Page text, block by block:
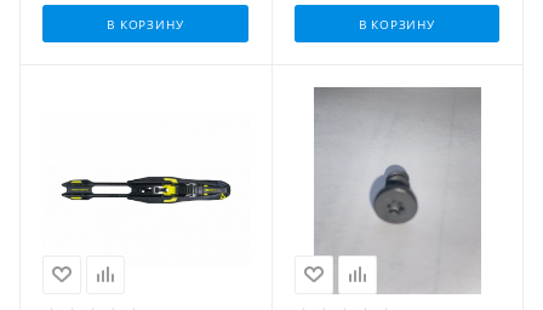
В КОРЗИНУ В КОРЗИНУ